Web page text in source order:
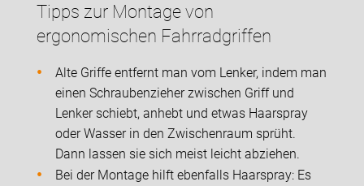
Tipps zur Montage von
ergonomischen Fahrradgriffen
Alte Griffe entfernt man vom Lenker, indem man
einen Schraubenzieher zwischen Griff und
Lenker schiebt, anhebt und etwas Haarspray
oder Wasser in den Zwischenraum sprüht.
Dann lassen sie sich meist leicht abziehen.
Bei der Montage hilft ebenfalls Haarspray: Es